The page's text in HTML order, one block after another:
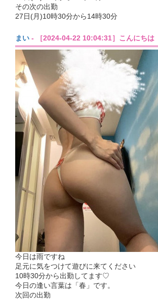
その次の出勤
27日(月)10時30分から14時30分
まい - ［2024-04-22 10:04:31］こんにちは
今日は雨ですね
足元に気をつけて遊びに来てください
10時30分から出勤してます♡
今日の逢い言葉は「春」です。
次回の出勤